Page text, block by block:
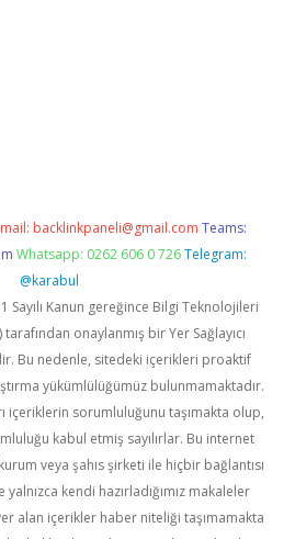
backlinkpaneli@gmail.com Teams:
Whatsapp: 0262 606 0 726 Telegram:
@karabul
Sayılı Kanun gereğince Bilgi Teknolojileri
onaylanmış bir Yer Sağlayıcı
Bu nedenle, sitedeki içerikleri proaktif
yükümlülüğümüz bulunmamaktadır.
içeriklerin sorumluluğunu taşımakta olup,
kabul etmiş sayılırlar. Bu internet
veya şahıs şirketi ile hiçbir bağlantısı
kendi hazırladığımız makaleler
alan içerikler haber niteliği taşımamakta